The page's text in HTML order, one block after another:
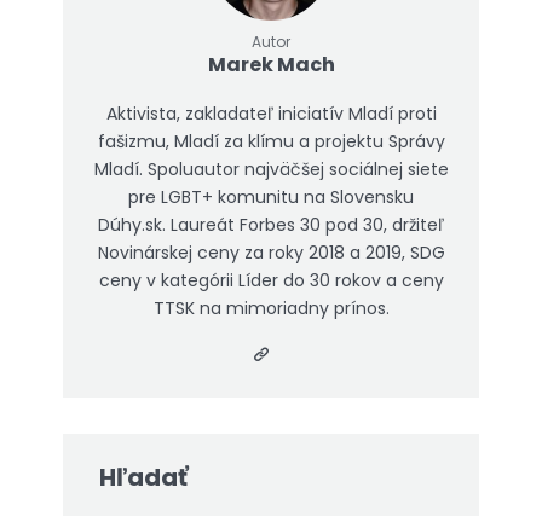
Autor
Marek Mach
Aktivista, zakladateľ iniciatív Mladí proti
fašizmu, Mladí za klímu a projektu Správy
Mladí. Spoluautor najväčšej sociálnej siete
pre LGBT+ komunitu na Slovensku
Dúhy.sk. Laureát Forbes 30 pod 30, držiteľ
Novinárskej ceny za roky 2018 a 2019, SDG
ceny v kategórii Líder do 30 rokov a ceny
TTSK na mimoriadny prínos.
Hľadať